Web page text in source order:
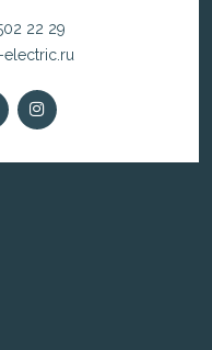
22 29
electric.ru